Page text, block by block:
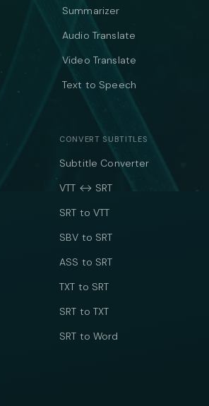
Summarizer
Audio Translate
Video Translate
Text to Speech
CONVERT SUBTITLES
Subtitle Converter
VTT ↔ SRT
SRT to VTT
SBV to SRT
ASS to SRT
TXT to SRT
SRT to TXT
SRT to Word